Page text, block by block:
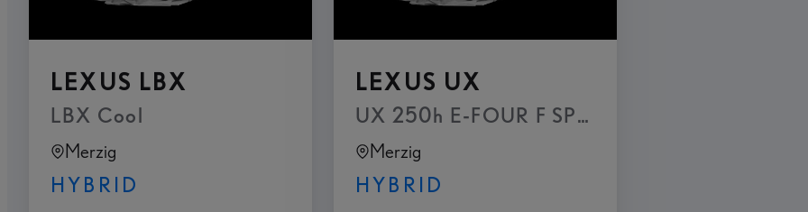
LEXUS LBX
LBX Cool
Merzig
HYBRID
LEXUS UX
UX 250h E-FOUR F SPORT - Lexus
Merzig
HYBRID